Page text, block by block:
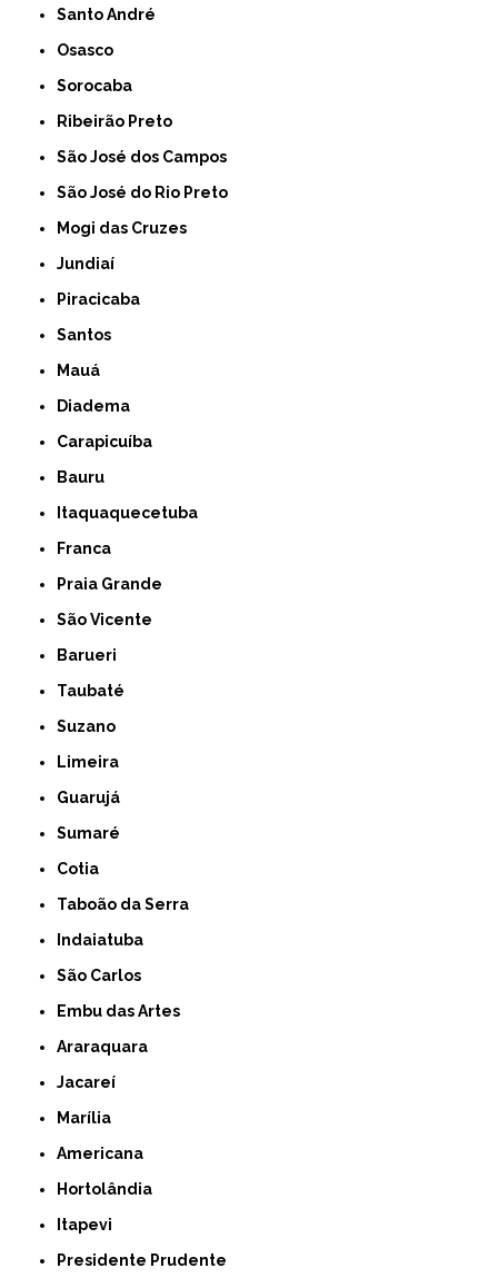
Santo André
Osasco
Sorocaba
Ribeirão Preto
São José dos Campos
São José do Rio Preto
Mogi das Cruzes
Jundiaí
Piracicaba
Santos
Mauá
Diadema
Carapicuíba
Bauru
Itaquaquecetuba
Franca
Praia Grande
São Vicente
Barueri
Taubaté
Suzano
Limeira
Guarujá
Sumaré
Cotia
Taboão da Serra
Indaiatuba
São Carlos
Embu das Artes
Araraquara
Jacareí
Marília
Americana
Hortolândia
Itapevi
Presidente Prudente